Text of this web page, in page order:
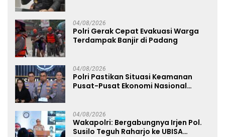
04/08/2026
Polri Gerak Cepat Evakuasi Warga
Terdampak Banjir di Padang
04/08/2026
Polri Pastikan Situasi Keamanan
Pusat-Pusat Ekonomi Nasional
04/08/2026
Wakapolri: Bergabungnya Irjen Pol.
Susilo Teguh Raharjo ke UBISA